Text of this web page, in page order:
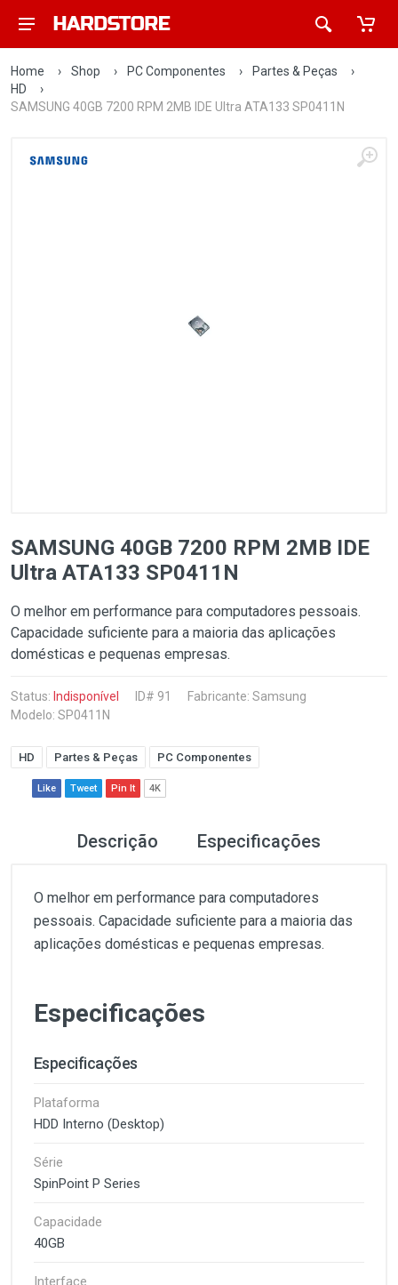
Home › Shop › PC Componentes › Partes & Peças
›
HD
›
SAMSUNG 40GB 7200 RPM 2MB IDE Ultra ATA133 SP0411N
SAMSUNG 40GB 7200 RPM 2MB IDE
Ultra ATA133 SP0411N
O melhor em performance para computadores pessoais.
Capacidade suficiente para a maioria das aplicações
domésticas e pequenas empresas.
Status: Indisponível ID# 91 Fabricante: Samsung
Modelo: SP0411N
HD Partes & Peças PC Componentes
Like Tweet Pin It 4K
Descrição Especificações
O melhor em performance para computadores
pessoais. Capacidade suficiente para a maioria das
aplicações domésticas e pequenas empresas.
Especificações
Especificações
Plataforma
HDD Interno (Desktop)
Série
SpinPoint P Series
Capacidade
40GB
Interface